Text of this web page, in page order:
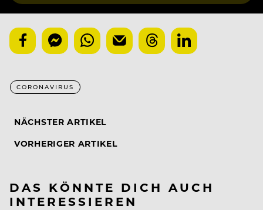
CORONAVIRUS
NÄCHSTER ARTIKEL
VORHERIGER ARTIKEL
DAS KÖNNTE DICH AUCH
INTERESSIEREN